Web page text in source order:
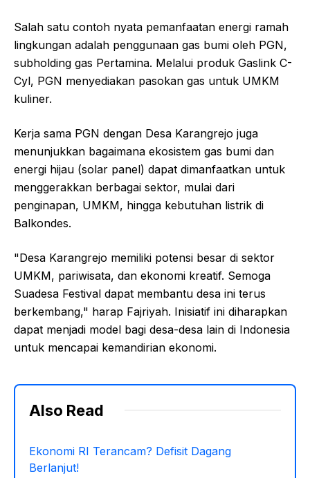
Salah satu contoh nyata pemanfaatan energi ramah
lingkungan adalah penggunaan gas bumi oleh PGN,
subholding gas Pertamina. Melalui produk Gaslink C-
Cyl, PGN menyediakan pasokan gas untuk UMKM
kuliner.
Kerja sama PGN dengan Desa Karangrejo juga
menunjukkan bagaimana ekosistem gas bumi dan
energi hijau (solar panel) dapat dimanfaatkan untuk
menggerakkan berbagai sektor, mulai dari
penginapan, UMKM, hingga kebutuhan listrik di
Balkondes.
"Desa Karangrejo memiliki potensi besar di sektor
UMKM, pariwisata, dan ekonomi kreatif. Semoga
Suadesa Festival dapat membantu desa ini terus
berkembang," harap Fajriyah. Inisiatif ini diharapkan
dapat menjadi model bagi desa-desa lain di Indonesia
untuk mencapai kemandirian ekonomi.
Also Read
Ekonomi RI Terancam? Defisit Dagang
Berlanjut!